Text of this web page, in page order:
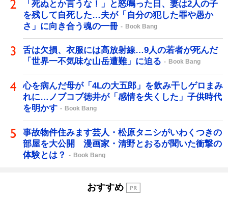
「死ぬとか言うな！」と怒鳴った日、妻は2人の子
を残して自死した…夫が「自分の犯した罪や愚か
さ」に向き合う魂の一冊
Book Bang
舌は欠損、衣服には高放射線…9人の若者が死んだ
「世界一不気味な山岳遭難」に迫る
Book Bang
心を病んだ母が「4Lの大五郎」を飲み干しゲロまみ
れに…ノブコブ徳井が「感情を失くした」子供時代
を明かす
Book Bang
事故物件住みます芸人・松原タニシがいわくつきの
部屋を大公開 漫画家・清野とおるが聞いた衝撃の
体験とは？
Book Bang
おすすめ